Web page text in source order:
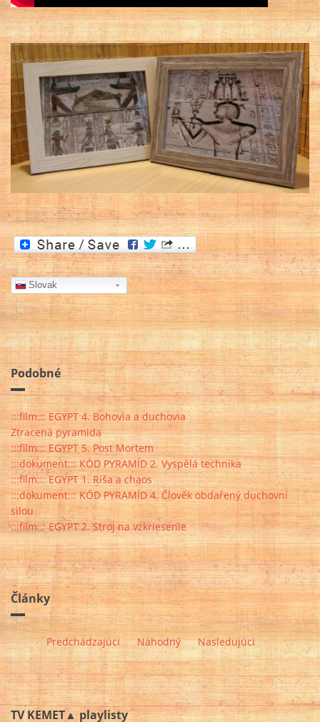
Slovak
Podobné
:::film::: EGYPT 4. Bohovia a duchovia
Ztracená pyramida
:::film::: EGYPT 5. Post Mortem
:::dokument::: KÓD PYRAMÍD 2. Vyspělá technika
:::film::: EGYPT 1. Ríša a chaos
:::dokument::: KÓD PYRAMÍD 4. Člověk obdařený duchovní
silou
:::film::: EGYPT 2. Stroj na vzkriesenie
Články
Predchádzajúci Náhodný Nasledujúci
TV KEMET▲ playlisty